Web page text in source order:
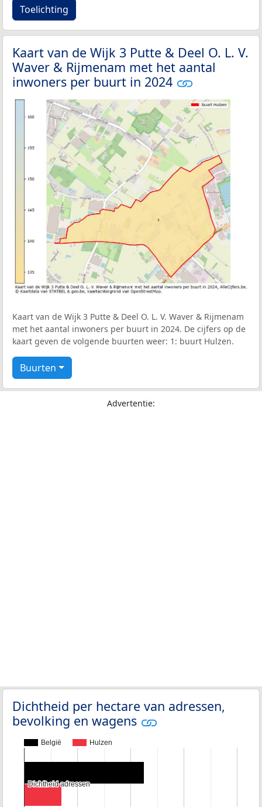
Toelichting
Kaart van de Wijk 3 Putte & Deel O. L. V.
Waver & Rijmenam met het aantal
inwoners per buurt in 2024
Kaart van de Wijk 3 Putte & Deel O. L. V. Waver & Rijmenam
met het aantal inwoners per buurt in 2024. De cijfers op de
kaart geven de volgende buurten weer: 1: buurt Hulzen.
Buurten
Advertentie:
Dichtheid per hectare van adressen,
bevolking en wagens
België Hulzen
Dichtheid adressen
Dichtheid adressen